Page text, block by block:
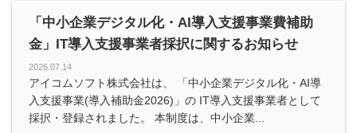
「中小企業デジタル化・AI導入支援事業費補助
金」IT導入支援事業者採択に関するお知らせ
2026.07.14
アイコムソフト株式会社は、 「中小企業デジタル化・AI導
入支援事業(導入補助金2026)」の IT導入支援事業者として
採択・登録されました。 本制度は、中小企業...